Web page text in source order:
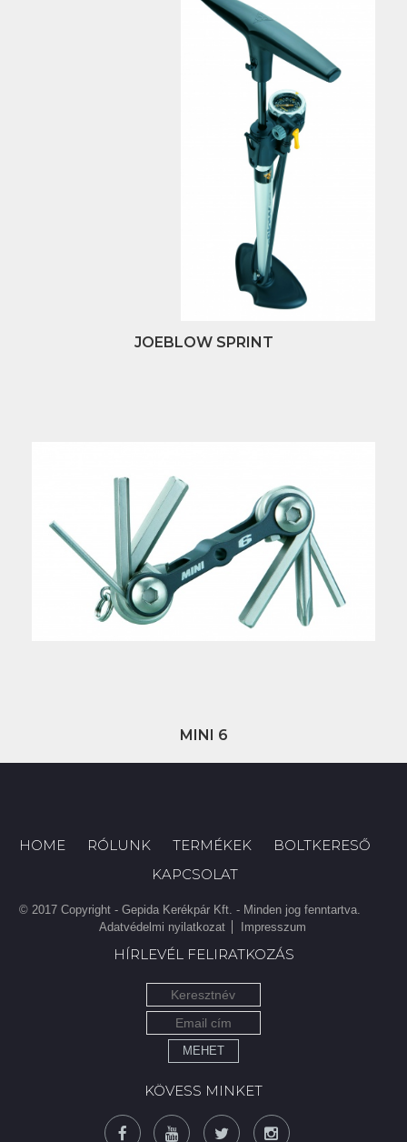
JOEBLOW SPRINT
MINI 6
HOME RÓLUNK TERMÉKEK
BOLTKERESŐ
KAPCSOLAT
© 2017 Copyright - Gepida Kerékpár Kft. - Minden jog fenntartva.
Adatvédelmi nyilatkozat
Impresszum
HÍRLEVÉL FELIRATKOZÁS
MEHET
KÖVESS MINKET